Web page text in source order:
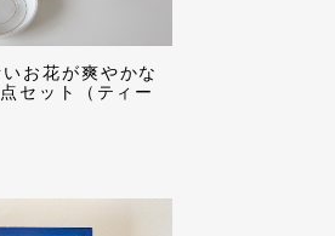
いお花が爽やかな
セット（ティー